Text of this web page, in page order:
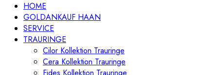
HOME
GOLDANKAUF HAAN
SERVICE
TRAURINGE
Cilor Kollektion Trauringe
Cera Kollektion Trauringe